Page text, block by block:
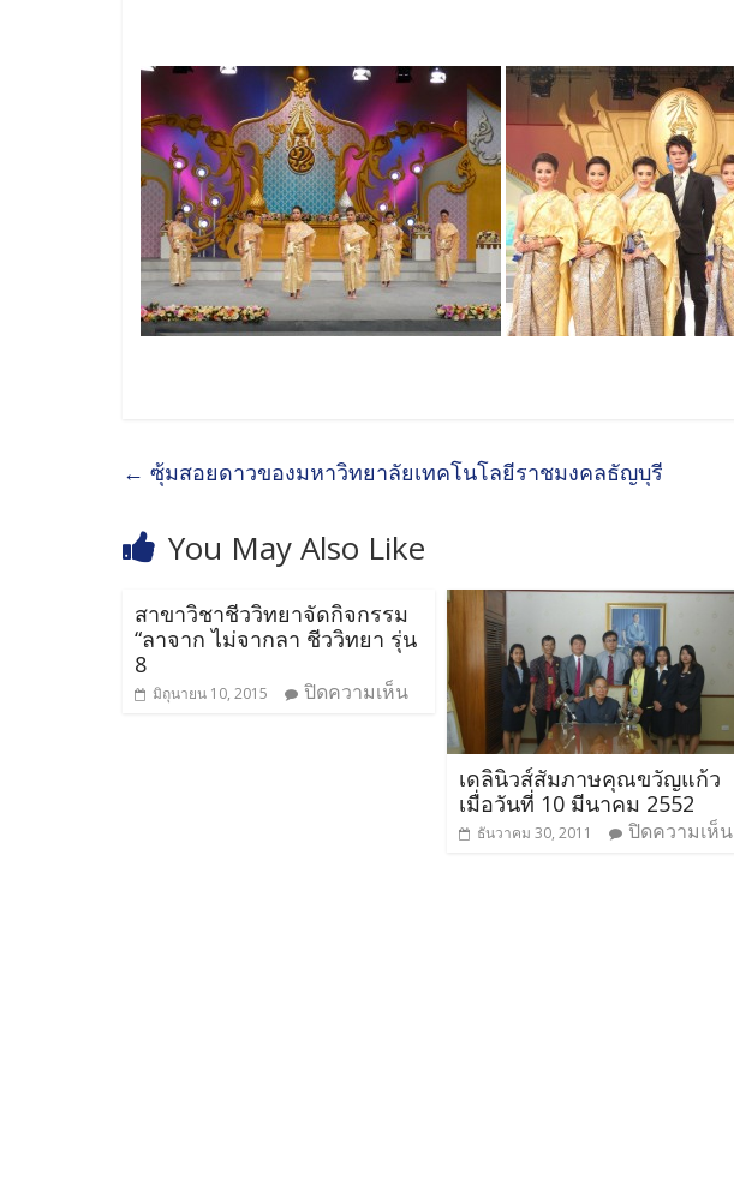
← ซุ้มสอยดาวของมหาวิทยาลัยเทคโนโลยีราชมงคลธัญบุรี
You May Also Like
สาขาวิชาชีววิทยาจัดกิจกรรม
“ลาจาก ไม่จากลา ชีววิทยา รุ่น
8
มิถุนายน 10, 2015 ปิดความเห็น
เดลินิวส์สัมภาษคุณขวัญแก้ว
เมื่อวันที่ 10 มีนาคม 2552
ธันวาคม 30, 2011 ปิดความเห็น